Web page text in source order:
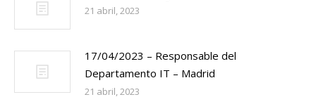
21 abril, 2023
17/04/2023 – Responsable del
Departamento IT – Madrid
21 abril, 2023